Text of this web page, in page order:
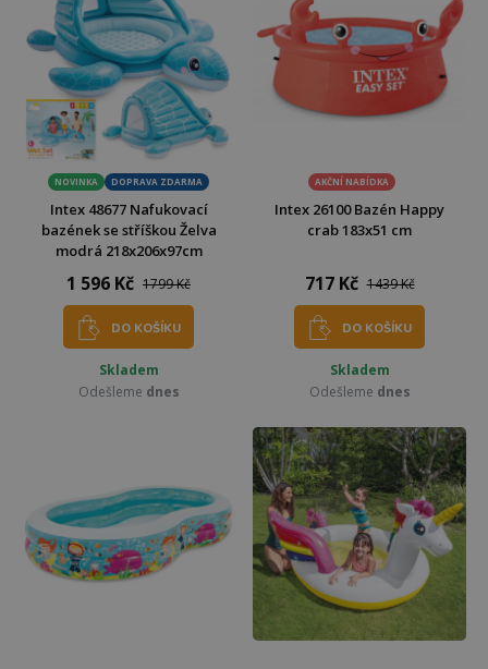
NOVINKA DOPRAVA ZDARMA
Intex 48677 Nafukovací
bazének se stříškou Želva
modrá 218x206x97cm
1 596 Kč 1799 Kč
DO KOŠÍKU
Skladem
Odešleme dnes
AKČNÍ NABÍDKA
Intex 26100 Bazén Happy
crab 183x51 cm
717 Kč 1439 Kč
DO KOŠÍKU
Skladem
Odešleme dnes